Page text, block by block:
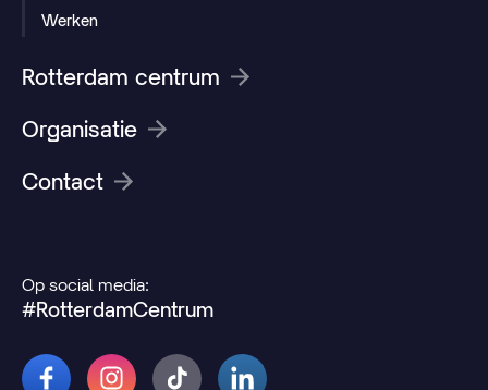
Werken
Rotterdam centrum
Organisatie
Contact
Op social media:
#RotterdamCentrum